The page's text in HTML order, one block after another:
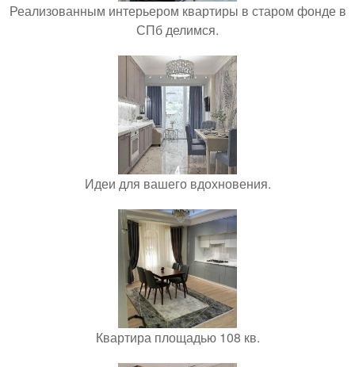
Реализованным интерьером квартиры в старом фонде в
СПб делимся.
Идеи для вашего вдохновения.
Квартира площадью 108 кв.